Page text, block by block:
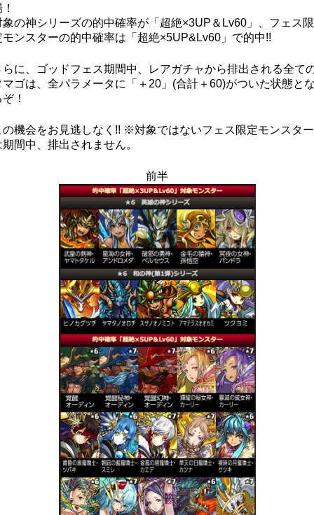
象の神シリーズの的中確率が「超絶×3UP＆Lv60」、フェス限
モンスターの的中確率は「超絶×5UP&Lv60」で的中!!
らに、ゴッドフェス期間中、レアガチャから排出される全て
マゴは、全パラメータに「＋20」(合計＋60)がついた状態と
！
の機会をお見逃しなく!! ※対象ではないフェス限定モンスター
期間中、排出されません。
前半